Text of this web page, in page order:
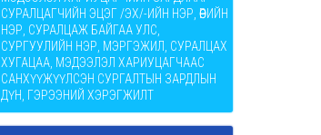
СУРАЛЦАГЧИЙН ЭЦЭГ /ЭХ/-ИЙН НЭР, ӨӨРИЙН
НЭР, СУРАЛЦАЖ БАЙГАА УЛС,
СУРГУУЛИЙН НЭР, МЭРГЭЖИЛ, СУРАЛЦАХ
ХУГАЦАА, МЭДЭЭЛЭЛ ХАРИУЦАГЧААС
САНХҮҮЖҮҮЛСЭН СУРГАЛТЫН ЗАРДЛЫН
ДҮН, ГЭРЭЭНИЙ ХЭРЭГЖИЛТ